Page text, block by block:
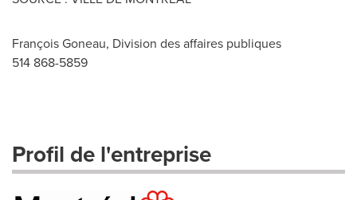
François Goneau, Division des affaires publiques
514 868-5859
Profil de l'entreprise